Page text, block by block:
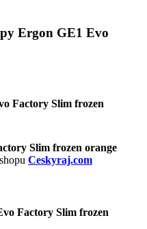
Ergon GE1 Evo
Factory Slim frozen
Slim frozen orange
Ceskyraj.com
Factory Slim frozen